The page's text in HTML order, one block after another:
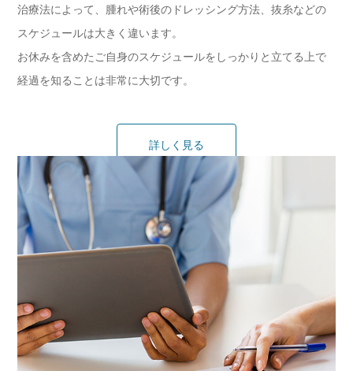
治療法によって、腫れや術後のドレッシング方法、抜糸などの
スケジュールは大きく違います。
お休みを含めたご自身のスケジュールをしっかりと立てる上で
経過を知ることは非常に大切です。
詳しく見る